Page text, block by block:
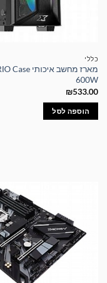
כללי
600W
₪533.00
הוספה לסל